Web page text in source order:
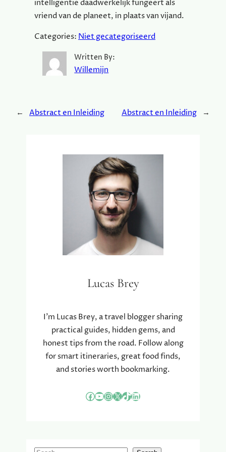
intelligentie daadwerkelijk fungeert als
vriend van de planeet, in plaats van vijand.
Categories: Niet gecategoriseerd
Written By:
Willemijn
← Abstract en Inleiding Abstract en Inleiding →
Lucas Brey
I’m Lucas Brey, a travel blogger sharing
practical guides, hidden gems, and
honest tips from the road. Follow along
for smart itineraries, great food finds,
and stories worth bookmarking.
Facebook YouTube InstagramX TikTok LinkedIn